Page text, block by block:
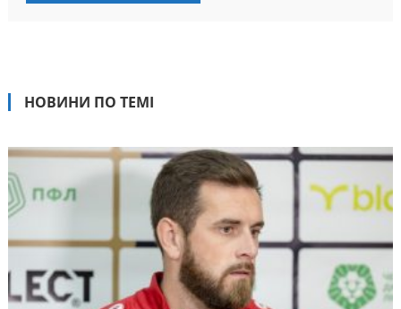
НОВИНИ ПО ТЕМІ